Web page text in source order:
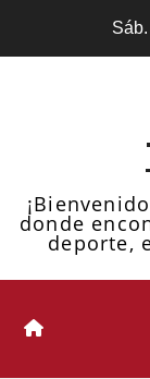
donde
deporte,